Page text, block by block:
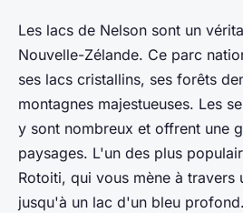
Les lacs de Nelson sont un
Nouvelle-Zélande. Ce parc
ses lacs cristallins, ses forêts
montagnes majestueuses. Les
y sont nombreux et offrent une
paysages. L'un des plus
Rotoiti, qui vous mène à travers
jusqu'à un lac d'un bleu